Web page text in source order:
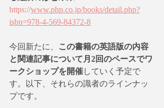
https://www.php.co.jp/books/detail.php?
isbn=978-4-569-84372-8
今回新たに、
この書籍の英語版の内容
と関連記事について月2回のペースでワ
ークショップを開催していく予定で
す。以下、それらの識者のラインナッ
プです。